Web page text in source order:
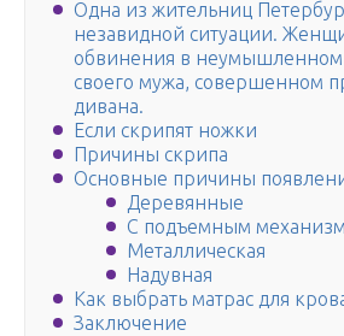
Одна из жительниц
незавидной ситуации.
обвинения в неумышленном
своего мужа, совершенном
дивана.
Если скрипят ножки
Причины скрипа
Основные причины
Деревянные
С подъемным
Металлическая
Надувная
Как выбрать матрас для
Заключение